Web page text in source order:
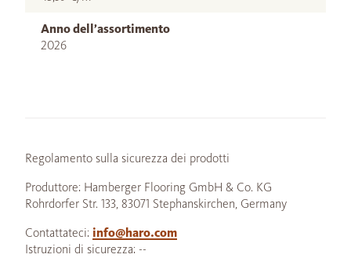
Anno dell’assortimento
2026
Regolamento sulla sicurezza dei prodotti
Produttore: Hamberger Flooring GmbH & Co. KG
Rohrdorfer Str. 133, 83071 Stephanskirchen, Germany
Contattateci: info@haro.com
Istruzioni di sicurezza: --